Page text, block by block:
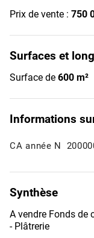
Prix de vente : 750
Surfaces et
Surface de 600 m²
Informations
CA année N
Synthèse
A vendre Fonds de
- Plâtrerie